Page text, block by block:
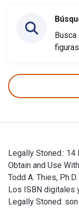
Legally Stoned:: 14
Obtain and Use
Todd A. Thies,
Los ISBN digitales
Legally Stoned: